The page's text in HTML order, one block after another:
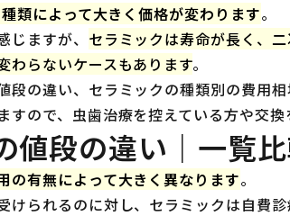
類によって大きく価格が変わります。
ますが、 セラミックは寿命が長く、
わらないケースもあります。
段の違い、セラミックの種類別の費用
ので、虫歯治療を控えている方や交
値段の違い｜一覧
の有無によって大きく異なります。
けられるのに対し、セラミックは自費